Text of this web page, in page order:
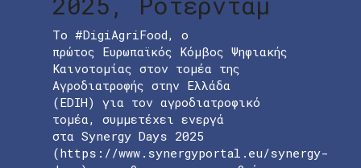
Το #DigiAgriFood, ο
πρώτος Ευρωπαϊκός Κόμβος Ψηφιακής
Καινοτομίας στον τομέα της
Αγροδιατροφής στην Ελλάδα
(EDIH) για τον αγροδιατροφικό
τομέα, συμμετέχει ενεργά
στα Synergy Days 2025
(https://www.synergyportal.eu/synergy-